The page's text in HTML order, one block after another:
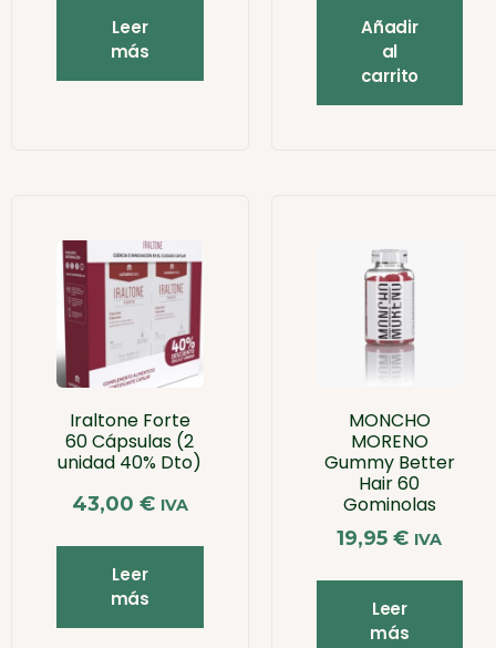
Leer
más
Añadir
al
carrito
Iraltone Forte
60 Cápsulas (2
unidad 40% Dto)
43,00 € IVA
Leer
más
MONCHO
MORENO
Gummy Better
Hair 60
Gominolas
19,95€ IVA
Leer
más